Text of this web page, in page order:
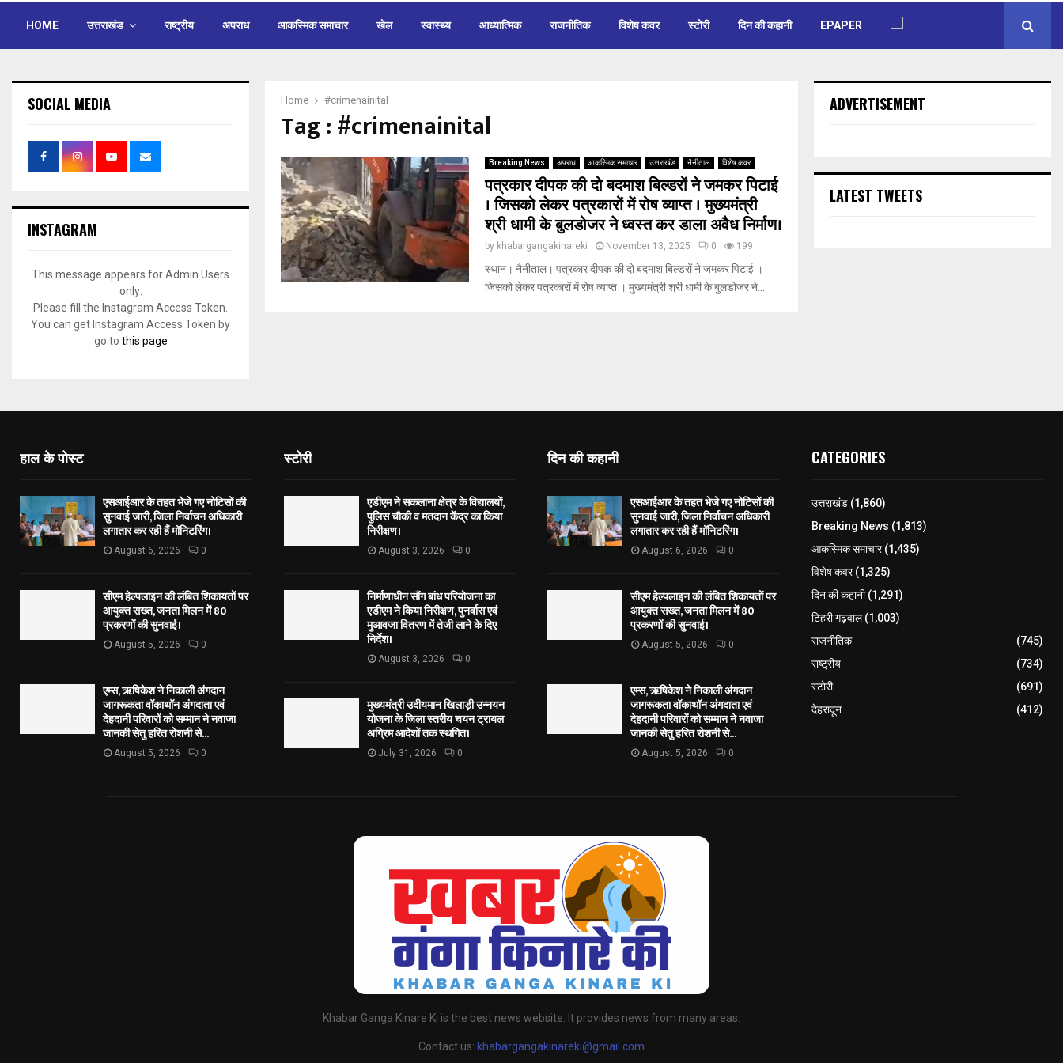
HOME उत्तराखंड राष्ट्रीय अपराध आकस्मिक समाचार खेल स्वास्थ्य आध्यात्मिक राजनीतिक विशेष कवर स्टोरी दिन की कहानी EPAPER
Home #crimenainital
Tag : #crimenainital
Breaking News अपराध आकस्मिक समाचार उत्तराखंड नैनीताल विशेष कवर
पत्रकार दीपक की दो बदमाश बिल्डरों ने जमकर पिटाई
। जिसको लेकर पत्रकारों में रोष व्याप्त । मुख्यमंत्री
श्री धामी के बुलडोजर ने ध्वस्त कर डाला अवैध निर्माण।
by khabargangakinareki November 13, 2025 0 199
स्थान। नैनीताल। पत्रकार दीपक की दो बदमाश बिल्डरों ने जमकर पिटाई ।
जिसको लेकर पत्रकारों में रोष व्याप्त । मुख्यमंत्री श्री धामी के बुलडोजर ने...
SOCIAL MEDIA
INSTAGRAM
This message appears for Admin Users
only:
Please fill the Instagram Access Token.
You can get Instagram Access Token by
go to this page
ADVERTISEMENT
LATEST TWEETS
हाल के पोस्ट
एसआईआर के तहत भेजे गए नोटिसों की
सुनवाई जारी, जिला निर्वाचन अधिकारी
लगातार कर रही हैं मॉनिटरिंग।
August 6, 2026 0
सीएम हेल्पलाइन की लंबित शिकायतों पर
आयुक्त सख्त, जनता मिलन में 80
प्रकरणों की सुनवाई।
August 5, 2026 0
एम्स, ऋषिकेश ने निकाली अंगदान
जागरूकता वॉकाथॉन अंगदाता एवं
देहदानी परिवारों को सम्मान ने नवाजा
जानकी सेतु हरित रोशनी से...
August 5, 2026 0
स्टोरी
एडीएम ने सकलाना क्षेत्र के विद्यालयों,
पुलिस चौकी व मतदान केंद्र का किया
निरीक्षण।
August 3, 2026 0
निर्माणाधीन सौंग बांध परियोजना का
एडीएम ने किया निरीक्षण, पुनर्वास एवं
मुआवजा वितरण में तेजी लाने के दिए
निर्देश।
August 3, 2026 0
मुख्यमंत्री उदीयमान खिलाड़ी उन्नयन
योजना के जिला स्तरीय चयन ट्रायल
अग्रिम आदेशों तक स्थगित।
July 31, 2026 0
दिन की कहानी
एसआईआर के तहत भेजे गए नोटिसों की
सुनवाई जारी, जिला निर्वाचन अधिकारी
लगातार कर रही हैं मॉनिटरिंग।
August 6, 2026 0
सीएम हेल्पलाइन की लंबित शिकायतों पर
आयुक्त सख्त, जनता मिलन में 80
प्रकरणों की सुनवाई।
August 5, 2026 0
एम्स, ऋषिकेश ने निकाली अंगदान
जागरूकता वॉकाथॉन अंगदाता एवं
देहदानी परिवारों को सम्मान ने नवाजा
जानकी सेतु हरित रोशनी से...
August 5, 2026 0
CATEGORIES
उत्तराखंड(1,860)
Breaking News (1,813)
आकस्मिक समाचार(1,435)
विशेष कवर(1,325)
दिन की कहानी(1,291)
टिहरी गढ़वाल(1,003)
राजनीतिक
(745)
राष्ट्रीय
(734)
स्टोरी
(691)
देहरादून
(412)
Khabar Ganga Kinare Ki is the best news website. It provides news from many areas.
Contact us: khabargangakinareki@gmail.com